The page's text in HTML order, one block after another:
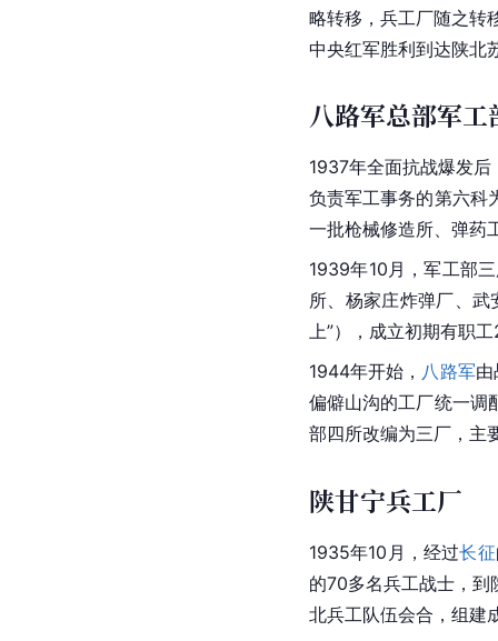
略转移，兵工厂随之转
中央红军胜利到达陕北
八路军总部军工
1937年全面抗战爆发后
负责军工事务的第六科
一批枪械修造所、弹药
1939年10月，军工部
所、杨家庄炸弹厂、武
上”），成立初期有职
1944年开始， 八路军由
偏僻山沟的工厂统一调
部四所改编为三厂，主
陕甘宁兵工厂
1935年10月，经过长征
的70多名兵工战士，到
北兵工队伍会合，组建